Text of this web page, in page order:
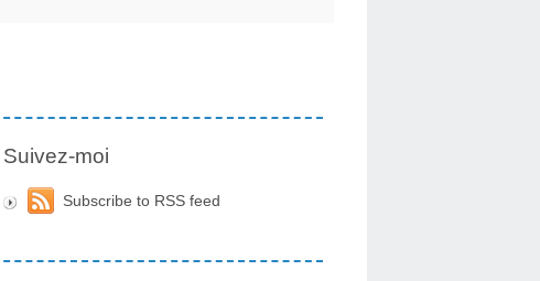
Suivez-moi
Subscribe to RSS feed